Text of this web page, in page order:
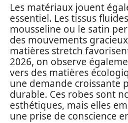
Les matériaux jouent
essentiel. Les tissus
mousseline ou le satin
des mouvements
matières stretch
2026, on observe
vers des matières
une demande croissante
durable. Ces robes sont
esthétiques, mais elles
une prise de conscience